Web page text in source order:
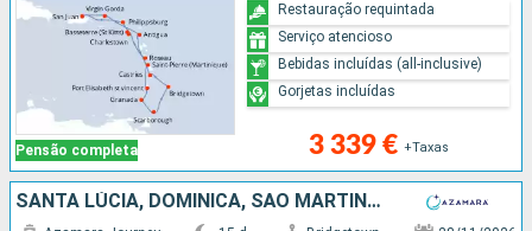
Pensão completa 3 339 € +Taxas
Restauração requintada
Serviço atencioso
Bebidas incluídas (all-inclusive)
Gorjetas incluídas
SANTA LÚCIA, DOMINICA, SÃO MARTINHO, FRANÇA, PORTO RICO, VIRGIN GORDA, ANTÍGUA E BARBUDA, MARTINICA, ST VINCENT E GRENADINES, GRENADA, TRINIDADE E TOBAGO, BARBADOS